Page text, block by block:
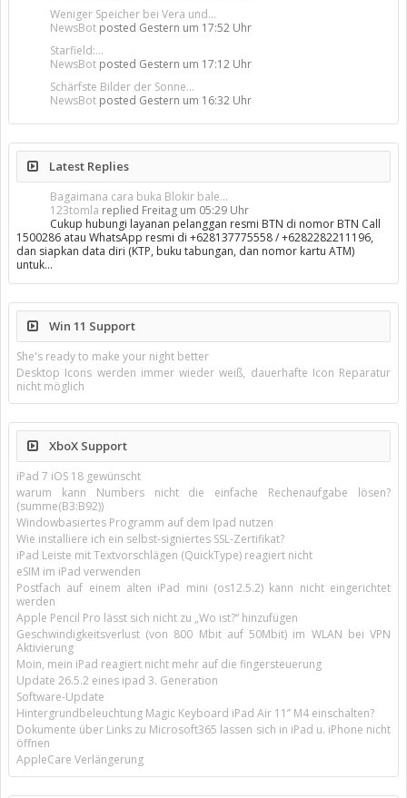
Weniger Speicher bei Vera und...
NewsBot posted Gestern um 17:52 Uhr
Starfield:...
NewsBot posted Gestern um 17:12 Uhr
Schärfste Bilder der Sonne...
NewsBot posted Gestern um 16:32 Uhr
Latest Replies
Bagaimana cara buka Blokir bale...
123tomla replied Freitag um 05:29 Uhr
Cukup hubungi layanan pelanggan resmi BTN di nomor BTN Call
1500286 atau WhatsApp resmi di +628137775558 / +6282282211196,
dan siapkan data diri (KTP, buku tabungan, dan nomor kartu ATM)
untuk…
Win 11 Support
She's ready to make your night better
Desktop Icons werden immer wieder weiß, dauerhafte Icon Reparatur
nicht möglich
XboX Support
iPad 7 iOS 18 gewünscht
warum kann Numbers nicht die einfache Rechenaufgabe lösen?
(summe(B3:B92))
Windowbasiertes Programm auf dem Ipad nutzen
Wie installiere ich ein selbst-signiertes SSL-Zertifikat?
iPad Leiste mit Textvorschlägen (QuickType) reagiert nicht
eSIM im iPad verwenden
Postfach auf einem alten iPad mini (os12.5.2) kann nicht eingerichtet
werden
Apple Pencil Pro lässt sich nicht zu „Wo ist?“ hinzufügen
Geschwindigkeitsverlust (von 800 Mbit auf 50Mbit) im WLAN bei VPN
Aktivierung
Moin, mein iPad reagiert nicht mehr auf die fingersteuerung
Update 26.5.2 eines ipad 3. Generation
Software-Update
Hintergrundbeleuchtung Magic Keyboard iPad Air 11’’ M4 einschalten?
Dokumente über Links zu Microsoft365 lassen sich in iPad u. iPhone nicht
öffnen
AppleCare Verlängerung